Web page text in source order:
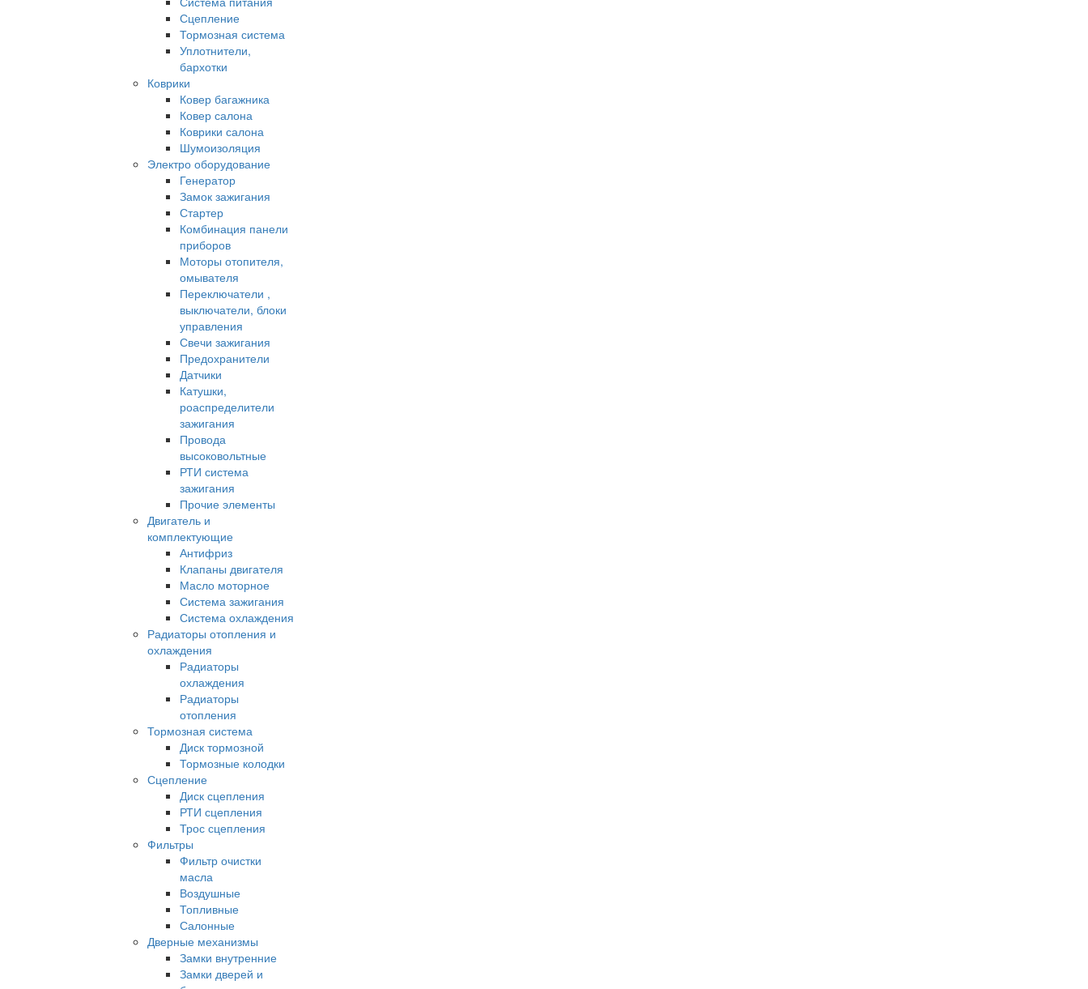
Сцепление
Тормозная система
Уплотнители,
бархотки
Коврики
Ковер багажника
Ковер салона
Коврики салона
Шумоизоляция
Электро оборудование
Генератор
Замок зажигания
Стартер
Комбинация панели
приборов
Моторы отопителя,
омывателя
Переключатели ,
выключатели, блоки
управления
Свечи зажигания
Предохранители
Датчики
Катушки,
роаспределители
зажигания
Провода
высоковольтные
РТИ система
зажигания
Прочие элементы
Двигатель и
комплектующие
Антифриз
Клапаны двигателя
Масло моторное
Система зажигания
Система охлаждения
Радиаторы отопления и
охлаждения
Радиаторы
охлаждения
Радиаторы
отопления
Тормозная система
Диск тормозной
Тормозные колодки
Сцепление
Диск сцепления
РТИ сцепления
Трос сцепления
Фильтры
Фильтр очистки
масла
Воздушные
Топливные
Салонные
Дверные механизмы
Замки внутренние
Замки дверей и